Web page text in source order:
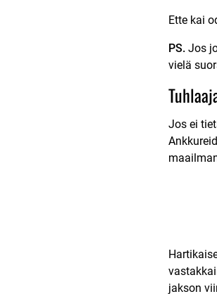
Ette kai
PS.Jos
vielä
Jos ei
jakson